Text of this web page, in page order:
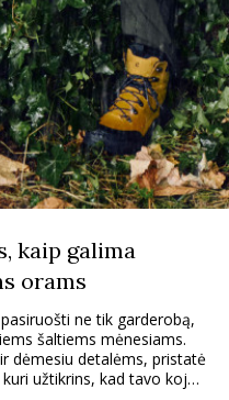
kaip galima
orams
ne tik garderobą,
šaltiems mėnesiams.
dėmesiu detalėms, pristatė
užtikrins, kad tavo kojos